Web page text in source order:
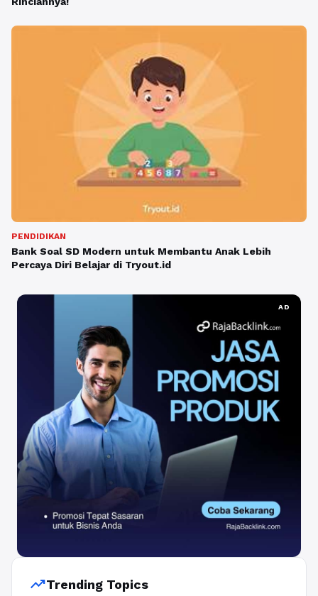
PENDIDIKAN
Bank Soal SD Modern untuk Membantu Anak Lebih
Percaya Diri Belajar di Tryout.id
AD
trending_upTrending Topics